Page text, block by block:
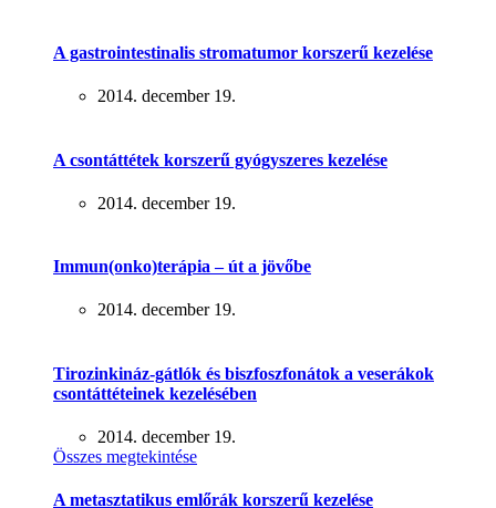
A gastrointestinalis stromatumor korszerű kezelése
2014. december 19.
A csontáttétek korszerű gyógyszeres kezelése
2014. december 19.
Immun(onko)terápia – út a jövőbe
2014. december 19.
Tirozinkináz-gátlók és biszfoszfonátok a veserákok
csontáttéteinek kezelésében
2014. december 19.
Összes megtekintése
A metasztatikus emlőrák korszerű kezelése